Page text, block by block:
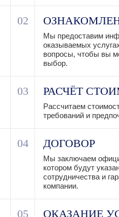
02
Мы предоставим
оказываемых
вопросы, чтобы вы
выбор.
03 РАСЧЁТ
Рассчитаем
требований и
04 ДОГОВОР
Мы заключаем
котором будут
сотрудничества и
компании.
05 ОКАЗАНИЕ